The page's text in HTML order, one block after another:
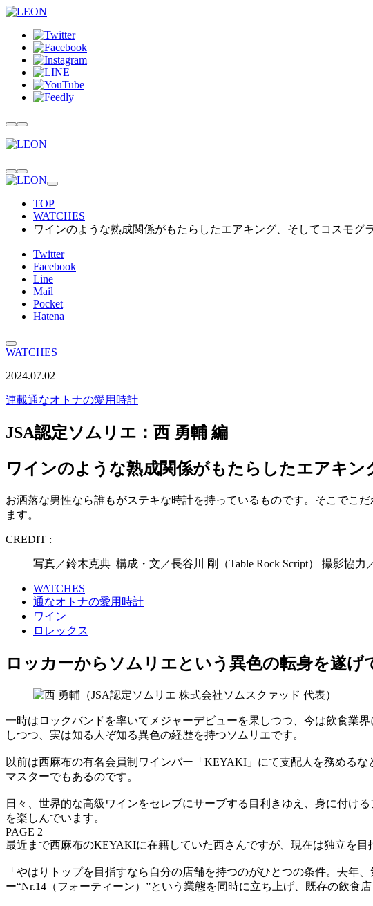
TOP
WATCHES
ワインのような熟成関係がもたらしたエアキング、そしてコスモグ
Twitter
Facebook
Line
Mail
Pocket
Hatena
WATCHES
2024.07.02
連載通なオトナの愛用時計
JSA認定ソムリエ：西 勇輔 編
ワインのような熟成関係がもたらしたエアキ
お洒落な男性なら誰もがステキな時計を持っているものです。そこでこ
ます。
CREDIT :
写真／鈴木克典 構成・文／長谷川 剛（Table Rock Script） 撮影協力
WATCHES
通なオトナの愛用時計
ワイン
ロレックス
ロッカーからソムリエという異色の転身を遂げ
一時はロックバンドを率いてメジャーデビューを果しつつ、今は飲食業
しつつ、実は知る人ぞ知る異色の経歴を持つソムリエです。
以前は西麻布の有名会員制ワインバー「KEYAKI」にて支配人を務める
マスターでもあるのです。
日々、世界的な高級ワインをセレブにサーブする目利きゆえ、身に付け
を楽しんでいます。
PAGE 2
最近まで西麻布のKEYAKIに在籍していた西さんですが、現在は独立を目
「やはりトップを目指すなら自分の店舗を持つのがひとつの条件。去
ー“Nr.14（フォーティーン）”という業態を同時に立ち上げ、既存の飲食